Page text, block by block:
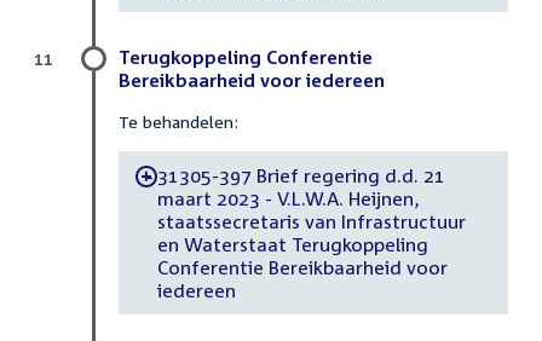
Terugkoppeling Conferentie
Bereikbaarheid voor iedereen
Te behandelen:
-31305-397 Brief regering d.d. 21
maart 2023 - V.L.W.A. Heijnen,
staatssecretaris van Infrastructuur
en Waterstaat Terugkoppeling
Conferentie Bereikbaarheid voor
iedereen
11